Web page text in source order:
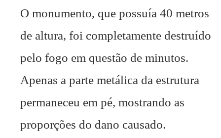
O monumento, que possuía 40 metros
de altura, foi completamente destruído
pelo fogo em questão de minutos.
Apenas a parte metálica da estrutura
permaneceu em pé, mostrando as
proporções do dano causado.